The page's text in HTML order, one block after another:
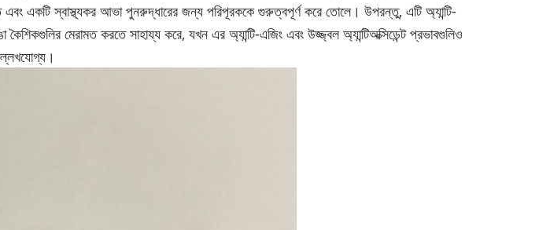
এবং একটি স্বাস্থ্যকর আভা পুনরুদ্ধারের জন্য পরিপূরককে গুরুত্বপূর্ণ করে তোলে। উপরন্তু, এটি অ্যান্টি-
কৈশিকগুলির মেরামত করতে সাহায্য করে, যখন এর অ্যান্টি-এজিং এবং উজ্জ্বল অ্যান্টিঅক্সিডেন্ট প্রভাবগুলিও